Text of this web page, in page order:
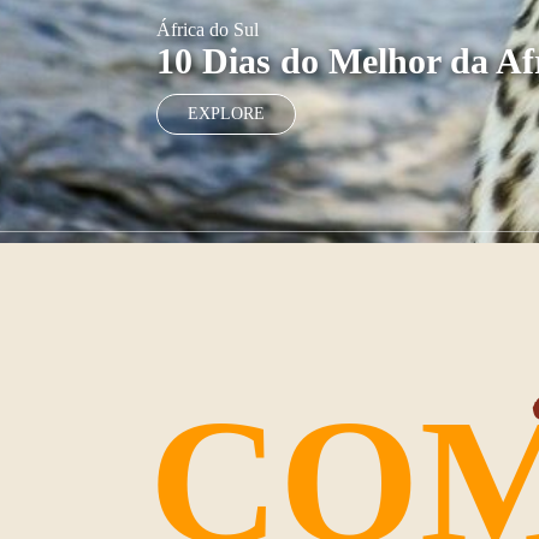
África do Sul
10 Dias do Melhor da
EXPLORE